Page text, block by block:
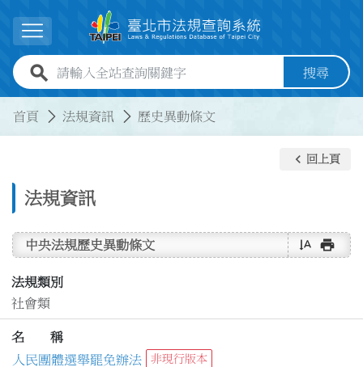
展開選單
全站查詢關鍵字欄位 搜尋
首頁 法規資訊 歷史異動條文
法規資訊
keyboard_arrow_left 回上頁
中央法規歷史異動條文 text_rotate_vertical print
法規類別
社會類
名 稱
人民團體選舉罷免辦法
非現行版本